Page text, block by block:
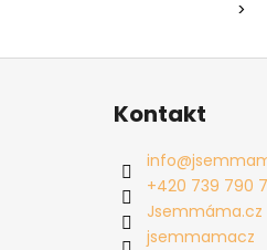
Z
Kontakt
info@
+420 739 790
Jsemmáma.cz
jsemmamacz